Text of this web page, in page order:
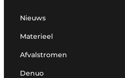
Nieuws
Materieel
Afvalstromen
Denuo